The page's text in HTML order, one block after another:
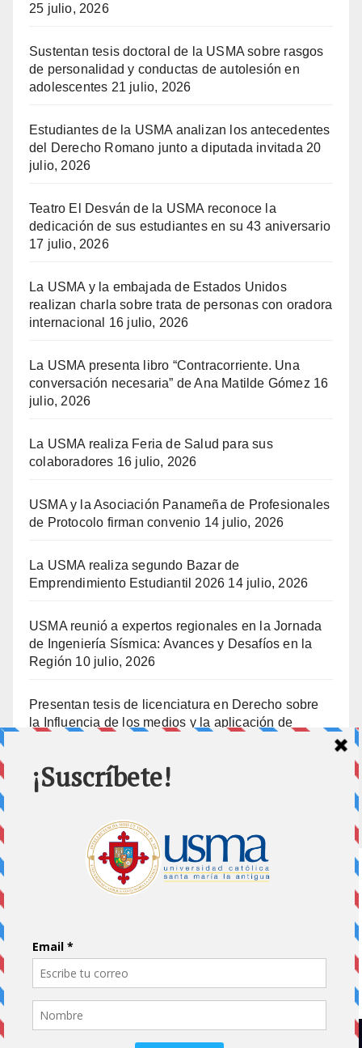
25 julio, 2026
Sustentan tesis doctoral de la USMA sobre rasgos
de personalidad y conductas de autolesión en
adolescentes 21 julio, 2026
Estudiantes de la USMA analizan los antecedentes
del Derecho Romano junto a diputada invitada 20
julio, 2026
Teatro El Desván de la USMA reconoce la
dedicación de sus estudiantes en su 43 aniversario
17 julio, 2026
La USMA y la embajada de Estados Unidos
realizan charla sobre trata de personas con oradora
internacional
16 julio, 2026
La USMA presenta libro “Contracorriente. Una
conversación necesaria” de Ana Matilde Gómez 16
julio, 2026
La USMA realiza Feria de Salud para sus
colaboradores 16 julio, 2026
USMA y la Asociación Panameña de Profesionales
de Protocolo firman convenio 14 julio, 2026
La USMA realiza segundo Bazar de
Emprendimiento Estudiantil 2026 14 julio, 2026
USMA reunió a expertos regionales en la Jornada
de Ingeniería Sísmica: Avances y Desafíos en la
Región 10 julio, 2026
Presentan tesis de licenciatura en Derecho sobre
la Influencia de los medios y la aplicación de